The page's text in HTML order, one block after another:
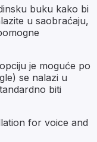
buku kako bi
u saobraćaju,
je moguće po
se nalazi u
biti
for voice and